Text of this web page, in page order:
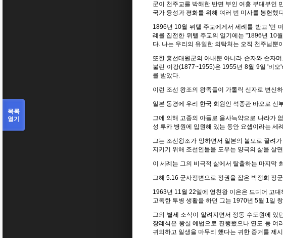
군이 천주교를 박해한 반면 부인 여흥 부대부인
국가 융성과 평화를 위해 여러 번 미사를 봉헌했
1896년 10월 뮈텔 주교에게서 세례를 받고 '민
례를 집전한 뮈텔 주교의 일기에는 "1896년 10
다. 나는 우리의 유일한 의탁처는 오직 천주님뿐
또한 흥선대원군의 아내뿐 아니라 손자와 손자
불린 이강(1877~1955)은 1955년 8월 9일 '비
를 받았다.
이런 조선 왕조의 왕족들이 가톨릭 신자로 변신
일본 동경에 우리 한국 회원인 석종관 바오로 신
그에 의해 고종의 아들로 을사늑약으로 나라가
성 루카 병원에 입원해 있는 동안 요셉이라는 세
그는 조선왕조가 망하면서 일본의 볼모로 끌려
지키기 위해 조선인들을 도우는 양극의 삶을 살
이 세례는 그의 비극적 삶에서 탈출하는 마지막
그해 5.16 군사정변으로 정권을 잡은 박정희 장
1963년 11월 22일에 영친왕 이은은 드디어 고
고독한 투병 생활을 하던 그는 1970년 5월 1일
그의 별세 소식이 알려지면서 정동 수도원에 있
장례식은 왕실 예법으로 진행했으나 연도 등 여
귀의하고 일생을 마무리 했다는 귀한 증거를 제
목록
열기